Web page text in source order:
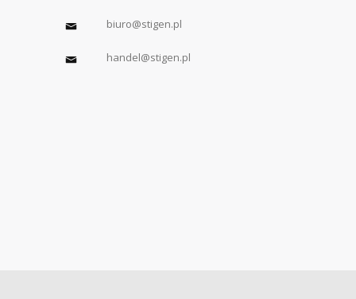
biuro@stigen.pl
handel@stigen.pl